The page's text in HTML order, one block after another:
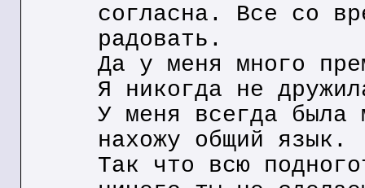
согласна. Все со
радовать.
Да у меня много
Я никогда не
У меня всегда была
нахожу общий язык.
Так что всю